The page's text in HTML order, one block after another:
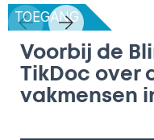
TOEGANG
Voorbij de
TikDoc over
vakmensen